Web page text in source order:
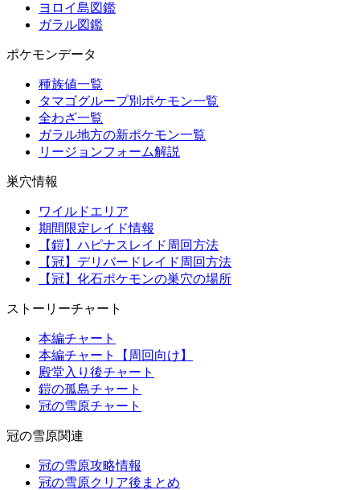
ヨロイ島図鑑
ガラル図鑑
ポケモンデータ
種族値一覧
タマゴグループ別ポケモン一覧
全わざ一覧
ガラル地方の新ポケモン一覧
リージョンフォーム解説
巣穴情報
ワイルドエリア
期間限定レイド情報
【鎧】ハピナスレイド周回方法
【冠】デリバードレイド周回方法
【冠】化石ポケモンの巣穴の場所
ストーリーチャート
本編チャート
本編チャート【周回向け】
殿堂入り後チャート
鎧の孤島チャート
冠の雪原チャート
冠の雪原関連
冠の雪原攻略情報
冠の雪原クリア後まとめ